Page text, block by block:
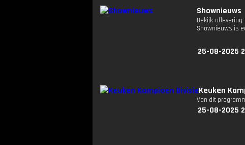
Shownieuws
Bekijk
Shownieuws is
25-08-2025
Keuken
Van dit
25-08-2025